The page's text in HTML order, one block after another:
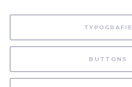
TYPOGRAFIE
BUTTONS